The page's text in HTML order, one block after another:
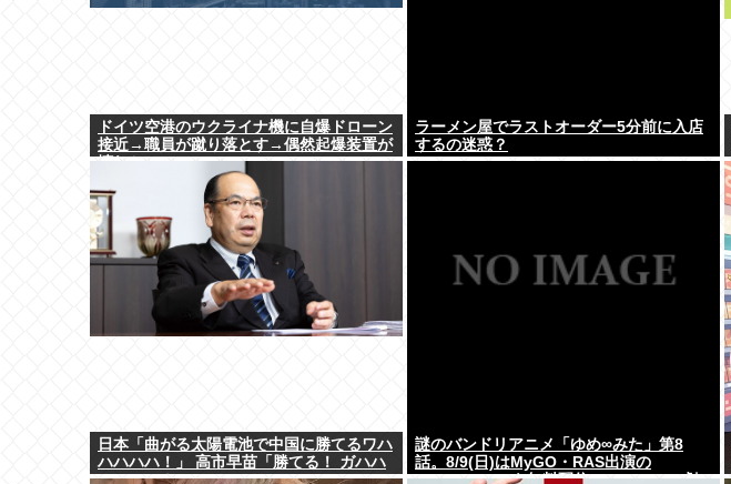
ドイツ空港のウクライナ機に自爆ドローン
接近→職員が蹴り落とす→偶然起爆装置が
壊れセーフ
ラーメン屋でラストオーダー5分前に入店
するの迷惑？
日本「曲がる太陽電池で中国に勝てるワハ
ハハハハ！」 高市早苗「勝てる！ ガハハ
ハハハハ！」
謎のバンドリアニメ「ゆめ∞みた」第8
話。8/9(日)はMyGO・RAS出演の
LuckyFes’26を無料配信。AveMujica劇